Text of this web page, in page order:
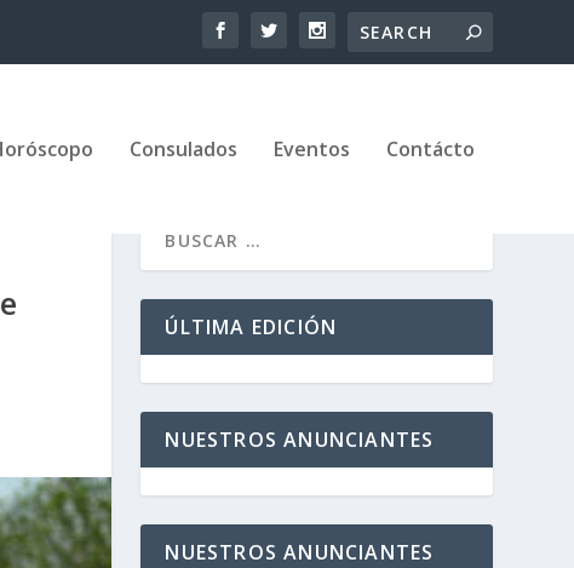
Consulados Eventos Contácto
ÚLTIMA EDICIÓN
NUESTROS ANUNCIANTES
NUESTROS ANUNCIANTES